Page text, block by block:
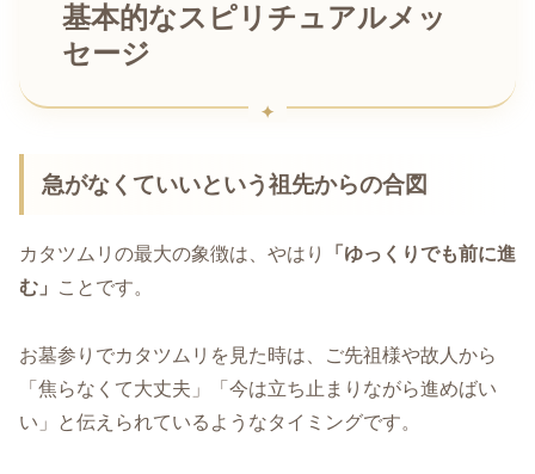
基本的なスピリチュアルメッ
セージ
急がなくていいという祖先からの合図
カタツムリの最大の象徴は、やはり
「ゆっくりでも前に進
む」
ことです。
お墓参りでカタツムリを見た時は、ご先祖様や故人から
「焦らなくて大丈夫」「今は立ち止まりながら進めばい
い」と伝えられているようなタイミングです。